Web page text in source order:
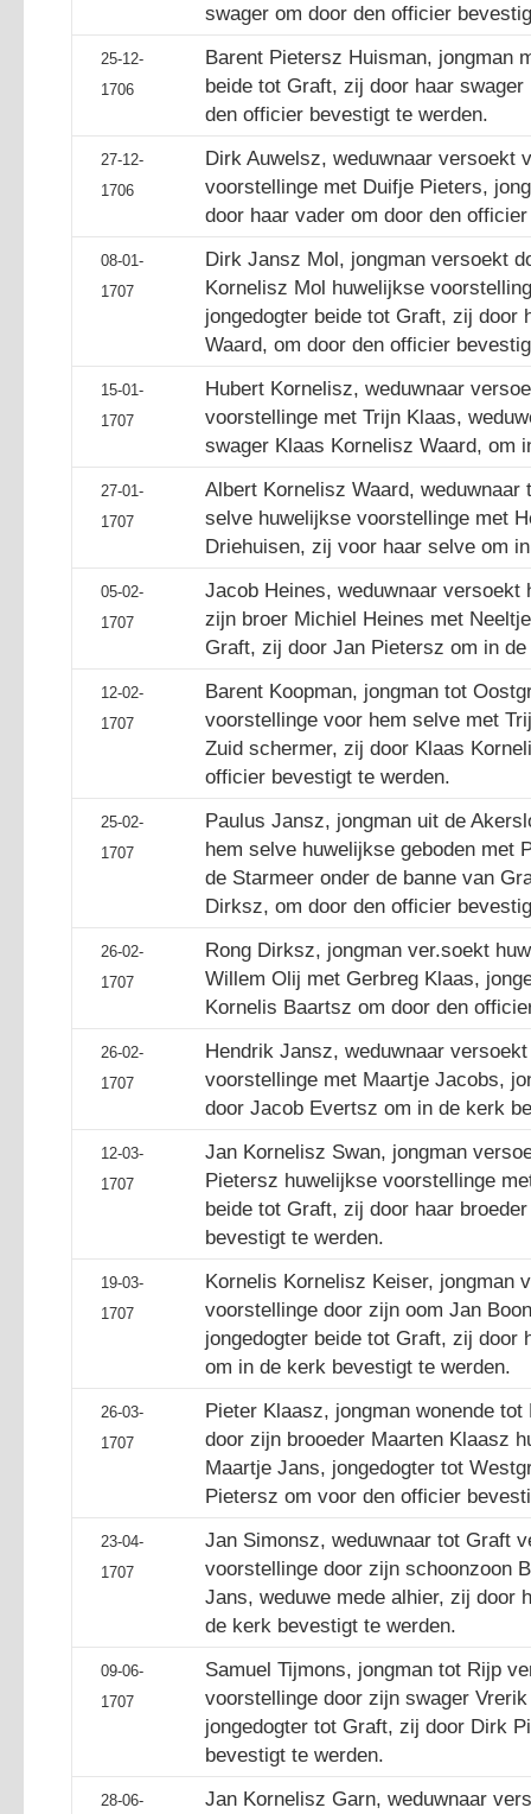
swager om door den officier
25-12-
1706
Barent Pietersz Huisman, jongman
beide tot Graft, zij door haar
den officier bevestigt te werden.
27-12-
1706
Dirk Auwelsz, weduwnaar versoekt
voorstellinge met Duifje Pieters,
door haar vader om door den
08-01-
1707
Dirk Jansz Mol, jongman versoekt
Kornelisz Mol huwelijkse
jongedogter beide tot Graft, zij door
Waard, om door den officier
15-01-
1707
Hubert Kornelisz, weduwnaar
voorstellinge met Trijn Klaas,
swager Klaas Kornelisz Waard, om
27-01-
1707
Albert Kornelisz Waard,
selve huwelijkse voorstellinge met
Driehuisen, zij voor haar selve om
05-02-
1707
Jacob Heines, weduwnaar
zijn broer Michiel Heines met
Graft, zij door Jan Pietersz om in
12-02-
1707
Barent Koopman, jongman tot
voorstellinge voor hem selve met
Zuid schermer, zij door Klaas
officier bevestigt te werden.
25-02-
1707
Paulus Jansz, jongman uit de
hem selve huwelijkse geboden met
de Starmeer onder de banne van
Dirksz, om door den officier
26-02-
1707
Rong Dirksz, jongman ver.soekt
Willem Olij met Gerbreg Klaas,
Kornelis Baartsz om door den
26-02-
1707
Hendrik Jansz, weduwnaar
voorstellinge met Maartje Jacobs,
door Jacob Evertsz om in de kerk
12-03-
1707
Jan Kornelisz Swan, jongman
Pietersz huwelijkse voorstellinge
beide tot Graft, zij door haar
bevestigt te werden.
19-03-
1707
Kornelis Kornelisz Keiser, jongman
voorstellinge door zijn oom Jan
jongedogter beide tot Graft, zij door
om in de kerk bevestigt te werden.
26-03-
1707
Pieter Klaasz, jongman wonende
door zijn brooeder Maarten Klaasz
Maartje Jans, jongedogter tot
Pietersz om voor den officier
23-04-
1707
Jan Simonsz, weduwnaar tot Graft
voorstellinge door zijn schoonzoon
Jans, weduwe mede alhier, zij door
de kerk bevestigt te werden.
09-06-
1707
Samuel Tijmons, jongman tot Rijp
voorstellinge door zijn swager
jongedogter tot Graft, zij door Dirk
bevestigt te werden.
28-06- Jan Kornelisz Garn, weduwnaar